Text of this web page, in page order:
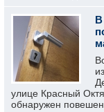
В
улице Красный
обнаружен